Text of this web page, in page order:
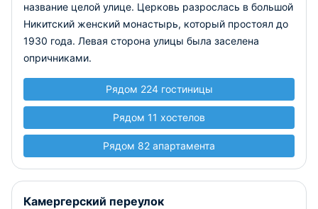
название целой улице. Церковь разрослась в большой
Никитский женский монастырь, который простоял до
1930 года. Левая сторона улицы была заселена
опричниками.
Рядом 224 гостиницы
Рядом 11 хостелов
Рядом 82 апартамента
Камергерский переулок